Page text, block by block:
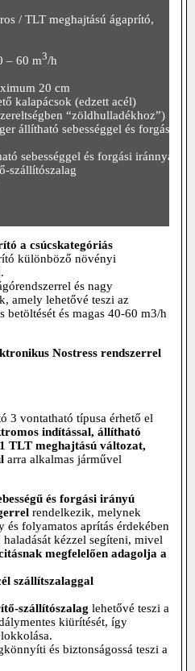
/ TLT meghajtású ágaprító,
– 60 m3/h
20 cm
kalapácsok (edzett acél)
“zöldhulladékhoz”)
állítható sebességgel és forgási
sebességgel és forgási iránnyal
szállítószalag
a csúcskategóriás
különböző növényi
és nagy
amely lehetővé teszi az
betöltését és magas 40-60 m3/h
Nostress rendszerrel
3 vontatható típusa érhető el
indítással, állítható
TLT meghajtású változat,
arra alkalmas járművel
és forgási irányú
rendelkezik, melynek
és folyamatos aprítás érdekében
kézzel segíteni, mivel
megfelelően adagolja a
szállítszalaggal
szállítószalag lehetővé teszi a
kiürítését, így
és biztonságossá teszi a